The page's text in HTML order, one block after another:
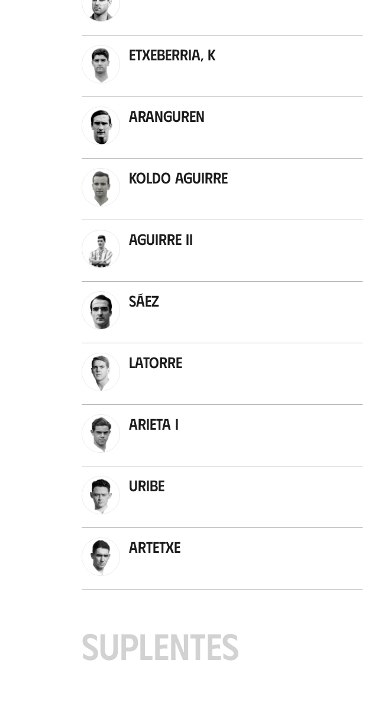
Etxeberria, K
Aranguren
Koldo Aguirre
Aguirre II
Sáez
Latorre
Arieta I
Uribe
Artetxe
SUPLENTES